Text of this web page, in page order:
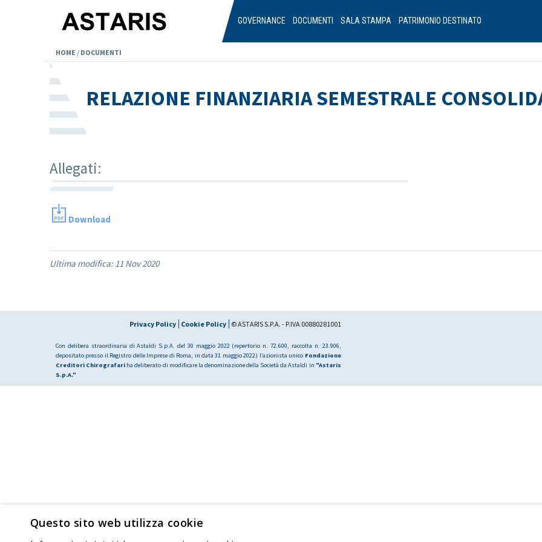
GOVERNANCE DOCUMENTI SALA STAMPA PATRIMONIO DESTINATO
HOME / DOCUMENTI
RELAZIONE FINANZIARIA SEMESTRALE
Allegati:
Download
Ultima modifica: 11 Nov 2020
Privacy Policy Cookie Policy © ASTARIS S.P.A. - P.IVA 00880281001
Con delibera straordinaria di Astaldi S.p.A. del 30 maggio 2022 (repertorio n. 72.600, raccolta n. 23.906,
depositato presso il Registro delle Imprese di Roma, in data 31 maggio 2022) l’azionista unico Fondazione
Creditori Chirografari ha deliberato di modificare la denominazione della Società da Astaldi in "Astaris
S.p.A."
Questo sito web utilizza cookie